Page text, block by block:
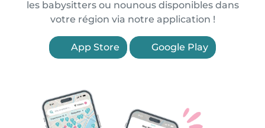
les babysitters ou nounous disponibles dans
votre région via notre application !
App Store Google Play